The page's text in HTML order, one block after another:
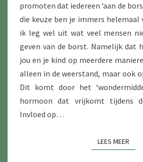
promoten dat iedereen ‘aan de
die keuze ben je immers helemaal
ik leg wel uit wat veel mensen
geven van de borst. Namelijk dat
jou en je kind op meerdere
alleen in de weerstand, maar ook
Dit komt door het
hormoon dat vrijkomt tijdens
Invloed op…
LEES MEERLEES